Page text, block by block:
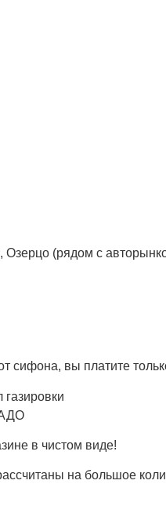
Озерцо (рядом с
сифона, вы платите
в чистом виде!
на большое